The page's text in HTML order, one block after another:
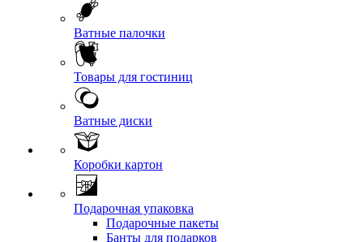
Ватные палочки
Товары для гостиниц
Ватные диски
Коробки картон
Подарочная упаковка
Подарочные пакеты
Банты для подарков